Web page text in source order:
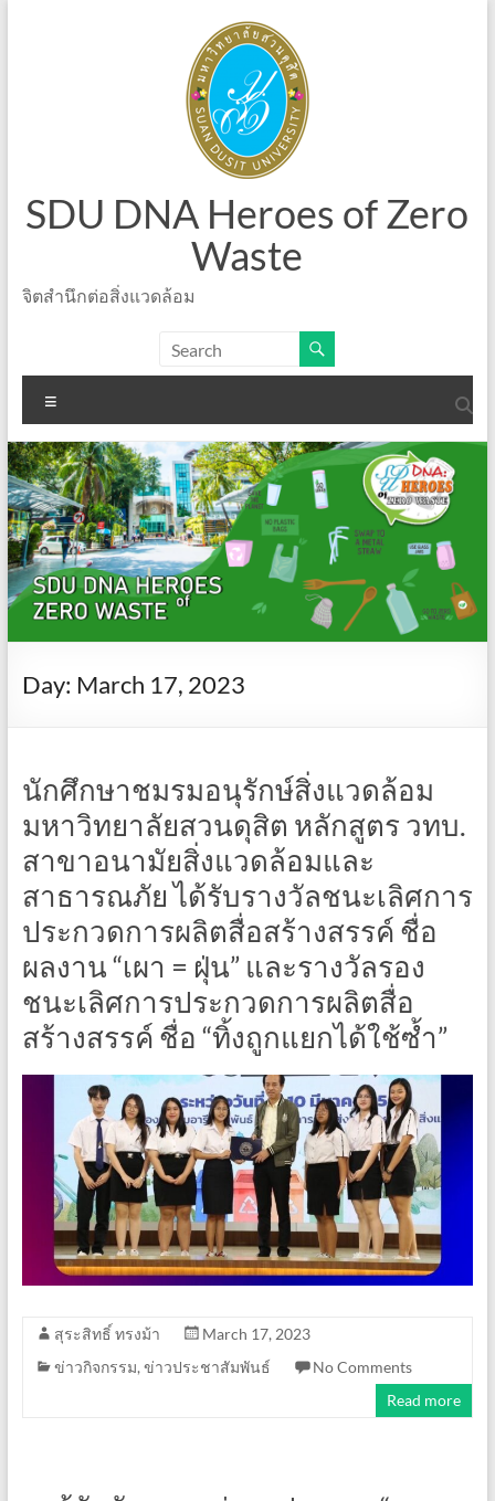
SDU DNA Heroes of Zero
Waste
จิตสำนึกต่อสิ่งแวดล้อม
Day: March 17, 2023
นักศึกษาชมรมอนุรักษ์สิ่งแวดล้อม
มหาวิทยาลัยสวนดุสิต หลักสูตร วทบ.
สาขาอนามัยสิ่งแวดล้อมและ
สาธารณภัย ได้รับรางวัลชนะเลิศการ
ประกวดการผลิตสื่อสร้างสรรค์ ชื่อ
ผลงาน “เผา = ฝุ่น” และรางวัลรอง
ชนะเลิศการประกวดการผลิตสื่อ
สร้างสรรค์ ชื่อ “ทิ้งถูกแยกได้ใช้ซ้ำ”
สุระสิทธิ์ ทรงม้า
March 17, 2023
ข่าวกิจกรรม, ข่าวประชาสัมพันธ์
No Comments
Read more